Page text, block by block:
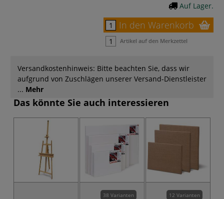
Auf Lager.
In den Warenkorb
Artikel auf den Merkzettel
Versandkostenhinweis: Bitte beachten Sie, dass wir
aufgrund von Zuschlägen unserer Versand-Dienstleister
... Mehr
Das könnte Sie auch interessieren
38 Varianten 12 Varianten